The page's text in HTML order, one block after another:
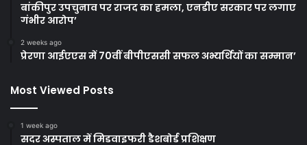
बांकीपुर उपचुनाव पर राजद का हमला, एनडीए सरकार पर लगाए
गंभीर आरोप’
2 weeks ago
प्रेरणा आईएएस में 70वीं बीपीएससी सफल अभ्यर्थियों का सम्मान’
Most Viewed Posts
1 week ago
सदर अस्पताल में मिडवाइफरी डैशबोर्ड प्रशिक्षण